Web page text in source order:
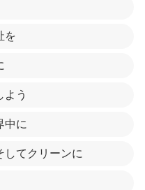
を
よう
中に
してクリーンに